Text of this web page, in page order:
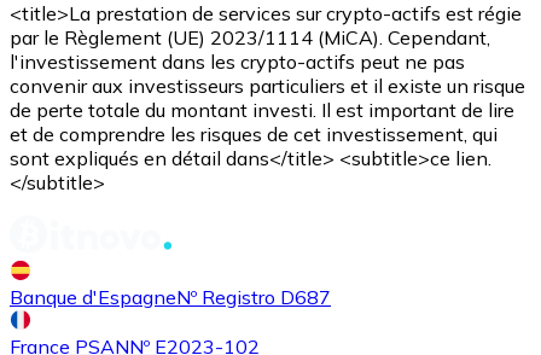
<title>La prestation de services sur crypto-actifs est régie
par le Règlement (UE) 2023/1114 (MiCA). Cependant,
l'investissement dans les crypto-actifs peut ne pas
convenir aux investisseurs particuliers et il existe un risque
de perte totale du montant investi. Il est important de lire
et de comprendre les risques de cet investissement, qui
sont expliqués en détail dans</title> <subtitle>ce lien.
</subtitle>
Banque d'EspagneNº Registro D687
France PSANNº E2023-102